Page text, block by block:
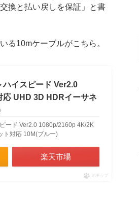
換と払い戻しを保証」と書
る10mケーブルがこちら。
イスピード Ver2.0
UHD 3D HDRイーサネ
ード Ver2.0 1080p/2160p 4K/2K
ト対応 10M(ブルー)
楽天市場
ポチップ